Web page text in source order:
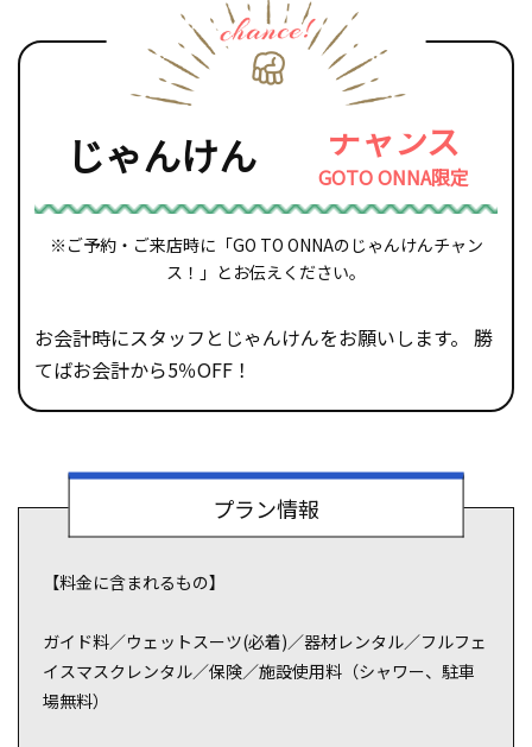
ィックな時を過ごしたいふ
SNS映えする撮影スポット
じゃんけん チャンス
GOTO ONNA限定
※ご予約・ご来店時に「GO TO ONNAのじゃんけんチャン
ス！」とお伝えください。
お会計時にスタッフとじゃんけんをお願いします。 勝
てばお会計から5％OFF！
プラン情報
【料金に含まれるもの】
ガイド料／ウェットスーツ(必着)／器材レンタル／フルフェ
イスマスクレンタル／保険／施設使用料（シャワー、駐車
場無料）